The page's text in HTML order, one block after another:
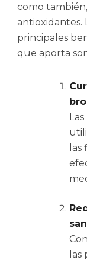
como también,
antioxidantes.
principales
que aporta
las